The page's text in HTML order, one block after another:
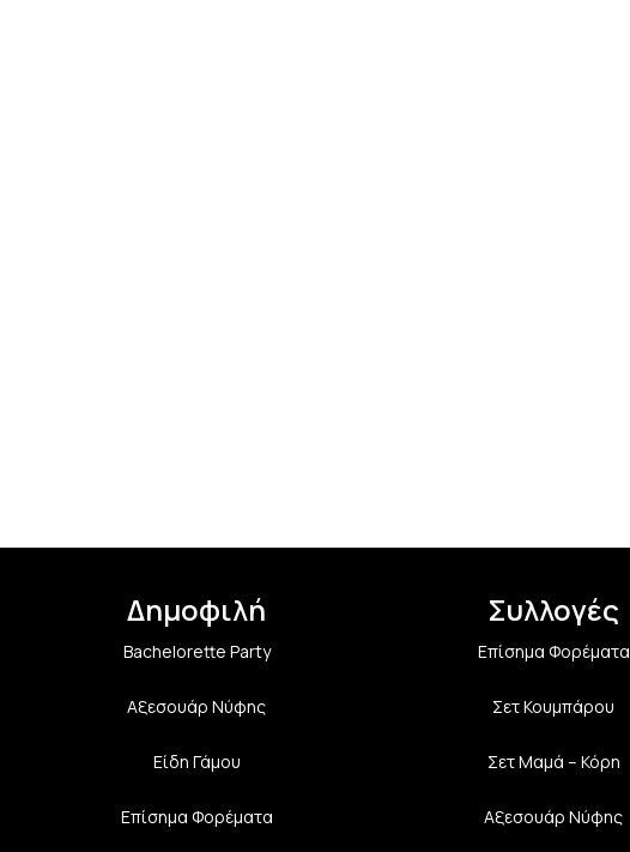
Δημοφιλή
Bachelorette Party
Αξεσουάρ Νύφης
Είδη Γάμου
Επίσημα Φορέματα
Συλλογές
Επίσημα Φορέματα
Σετ Κουμπάρου
Σετ Μαμά – Κόρη
Αξεσουάρ Νύφης